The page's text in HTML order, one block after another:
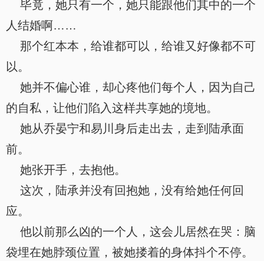
毕竟，她只有一个，她只能跟他们其中的一个
人结婚啊……
那个红本本，给谁都可以，给谁又好像都不可
以。
她并不偏心谁，却心疼他们每个人，因为自己
的自私，让他们陷入这样共享她的境地。
她从乔晏宁和易川身后走出去，走到陆承面
前。
她张开手，去抱他。
这次，陆承并没有回抱她，没有给她任何回
应。
他以前那么凶的一个人，这会儿居然在哭：脑
袋埋在她脖颈位置，被她搂着的身体抖个不停。